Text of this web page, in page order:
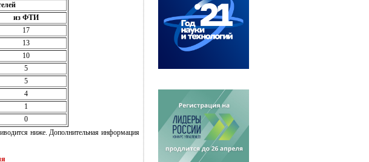
из ФТИ
17
13
10
5
5
4
1
0
ниже. Дополнительная информация